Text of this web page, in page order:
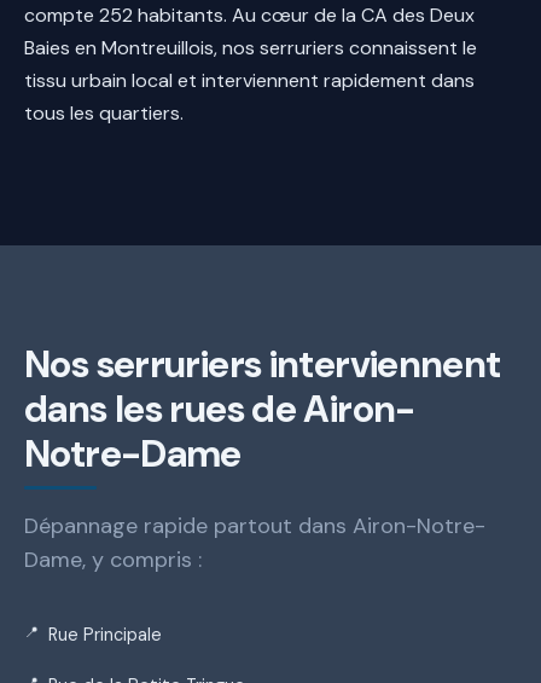
compte 252 habitants. Au cœur de la CA des Deux
Baies en Montreuillois, nos serruriers connaissent le
tissu urbain local et interviennent rapidement dans
tous les quartiers.
Nos serruriers interviennent
dans les rues de Airon-
Notre-Dame
Dépannage rapide partout dans Airon-Notre-
Dame, y compris :
Rue Principale